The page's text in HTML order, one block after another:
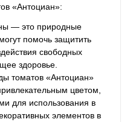
«Антоциан»:
— это природные
помочь защитить
свободных
здоровье.
томатов «Антоциан»
цветом,
для использования в
элементов в